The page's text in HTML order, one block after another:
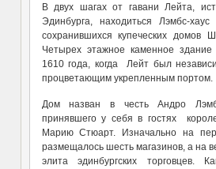
В двух шагах от гавани Лейта,
Эдинбурга, находиться Лэмбс-
сохранившихся купеческих домов
Четырех этажное каменное
1610 года, когда Лейт был
процветающим укрепленным портом.
Дом назван в честь Андро
принявшего у себя в гостях
Марию Стюарт. Изначально на
размещалось шесть магазинов, а на
элита эдинбургских торговцев.